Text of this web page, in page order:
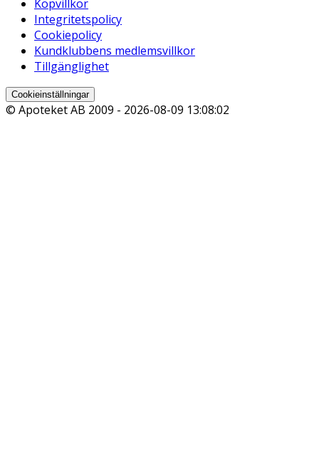
Köpvillkor
Integritetspolicy
Cookiepolicy
Kundklubbens medlemsvillkor
Tillgänglighet
Cookieinställningar
© Apoteket AB 2009 - 2026-08-09 13:08:02